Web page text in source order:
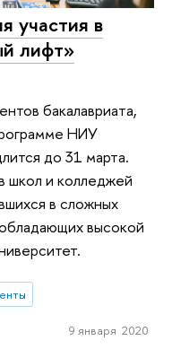
участия в
лифт»
бакалавриата,
НИУ
до 31 марта.
школ и колледжей
в сложных
высокой
9 января 2020